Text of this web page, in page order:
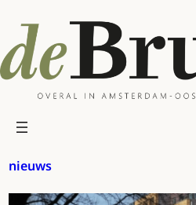
naar
de
inhoud
nieuws